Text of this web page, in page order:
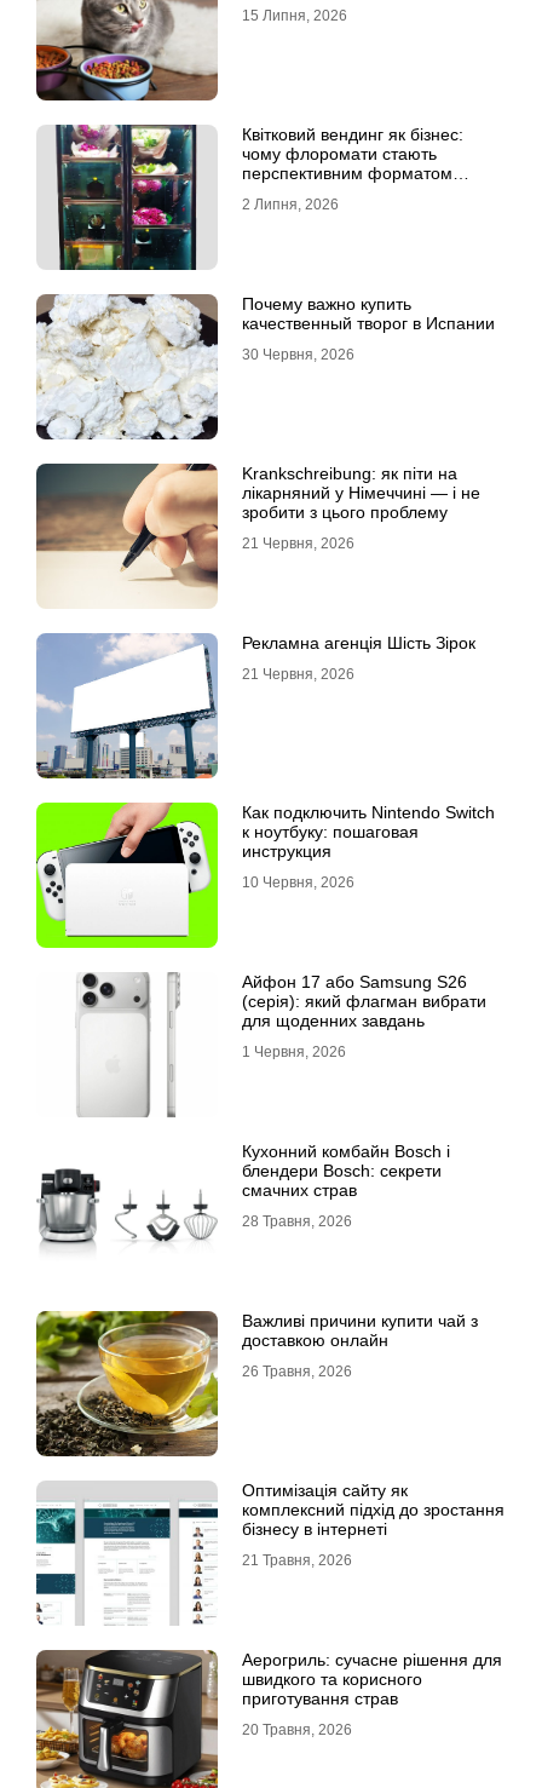
15 Липня, 2026
Квітковий вендинг як бізнес:
чому флоромати стають
перспективним форматом
2 Липня, 2026
Почему важно купить
качественный творог в Испании
30 Червня, 2026
Krankschreibung: як піти на
лікарняний у Німеччині — і не
зробити з цього проблему
21 Червня, 2026
Рекламна агенція Шість Зірок
21 Червня, 2026
Как подключить Nintendo Switch
к ноутбуку: пошаговая
инструкция
10 Червня, 2026
Айфон 17 або Samsung S26
(серія): який флагман вибрати
для щоденних завдань
1 Червня, 2026
Кухонний комбайн Bosch і
блендери Bosch: секрети
смачних страв
28 Травня, 2026
Важливі причини купити чай з
доставкою онлайн
26 Травня, 2026
Оптимізація сайту як
комплексний підхід до зростання
бізнесу в інтернеті
21 Травня, 2026
Аерогриль: сучасне рішення для
швидкого та корисного
приготування страв
20 Травня, 2026